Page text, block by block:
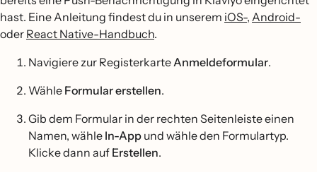
hast. Eine Anleitung findest du in unserem iOS-, Android-
oder React Native-Handbuch.
Navigiere zur RegisterkarteAnmeldeformular.
Wähle Formular erstellen.
Gib dem Formular in der rechten Seitenleiste einen
Namen, wähle In-App und wähle den Formulartyp.
Klicke dann auf Erstellen.